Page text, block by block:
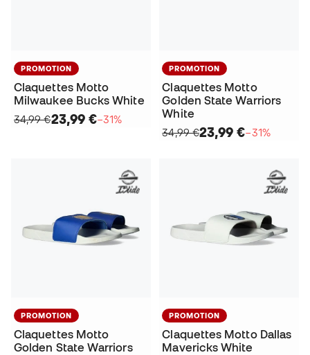
PROMOTION
Claquettes Motto
Milwaukee Bucks White
34,99 €23,99 €−31%
PROMOTION
Claquettes Motto
Golden State Warriors
White
34,99 €23,99 €−31%
PROMOTION
Claquettes Motto
Golden State Warriors
PROMOTION
Claquettes Motto Dallas
Mavericks White